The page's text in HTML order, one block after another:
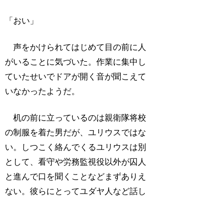
「おい」
声をかけられてはじめて目の前に人
がいることに気づいた。作業に集中し
ていたせいでドアが開く音が聞こえて
いなかったようだ。
机の前に立っているのは親衛隊将校
の制服を着た男だが、ユリウスではな
い。しつこく絡んでくるユリウスは別
として、看守や労務監視役以外が囚人
と進んで口を聞くことなどまずありえ
ない。彼らにとってユダヤ人など話し